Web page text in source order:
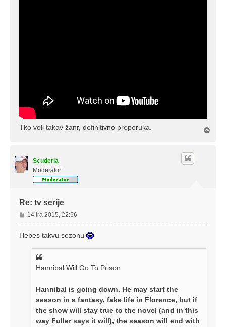
Tko voli takav žanr, definitivno preporuka.
Scuderia
Moderator
Re: tv serije
P
o
s
14 tra 2015, 22:56
Hebes takvu sezonu
Hannibal Will Go To Prison
Hannibal is going down. He may start the
season in a fantasy, fake life in Florence, but if
the show will stay true to the novel (and in this
way Fuller says it will), the season will end with